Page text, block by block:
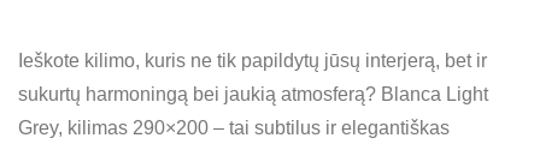
Ieškote kilimo, kuris ne tik papildytų jūsų interjerą, bet ir
sukurtų harmoningą bei jaukią atmosferą? Blanca Light
Grey, kilimas 290×200 – tai subtilus ir elegantiškas